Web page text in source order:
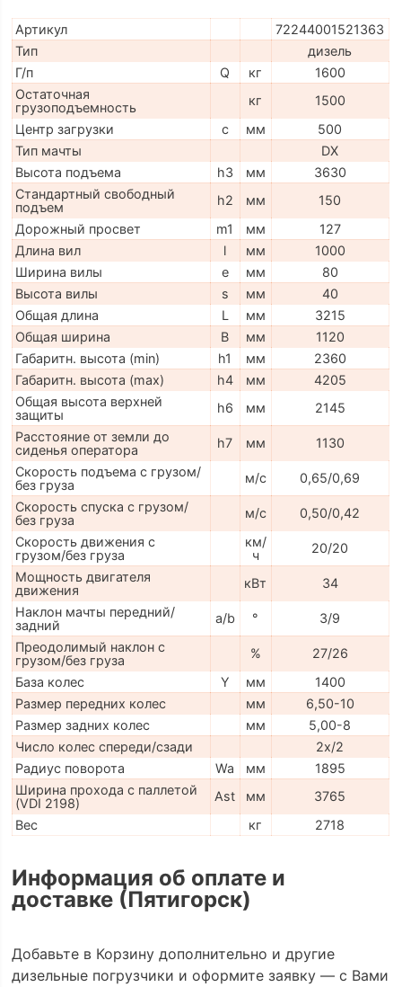
Артикул
72244001521363
Тип
дизель
Г/п
Q кг
1600
Остаточная
грузоподъемность
кг
1500
Центр загрузки
c мм
500
Тип мачты
DX
Высота подъема
h3 мм
3630
Стандартный свободный
подъем
h2 мм
150
Дорожный просвет
m1 мм
127
Длина вил
l мм
1000
Ширина вилы
e мм
80
Высота вилы
s мм
40
Общая длина
L мм
3215
Общая ширина
B мм
1120
Габаритн. высота (min)
h1 мм
2360
Габаритн. высота (max)
h4 мм
4205
Общая высота верхней
защиты
h6 мм
2145
Расстояние от земли до
сиденья оператора
h7 мм
1130
Скорость подъема с грузом/
без груза
м/с
0,65/0,69
Скорость спуска с грузом/
без груза
м/с
0,50/0,42
Скорость движения с
грузом/без груза
км/
ч
20/20
Мощность двигателя
движения
кВт
34
Наклон мачты передний/
задний
a/b °
3/9
Преодолимый наклон с
грузом/без груза
%
27/26
База колес
Y мм
1400
Размер передних колес
мм
6,50-10
Размер задних колес
мм
5,00-8
Число колес спереди/сзади
2x/2
Радиус поворота
Wa мм
1895
Ширина прохода с паллетой
(VDI 2198)
Ast мм
3765
Вес
кг 2718
Информация об оплате и
доставке (Пятигорск)
Добавьте в Корзину дополнительно и другие
дизельные погрузчики и оформите заявку — с Вами